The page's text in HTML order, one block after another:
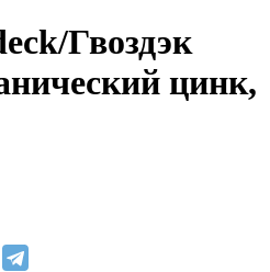
Гвоздэк
цинк,